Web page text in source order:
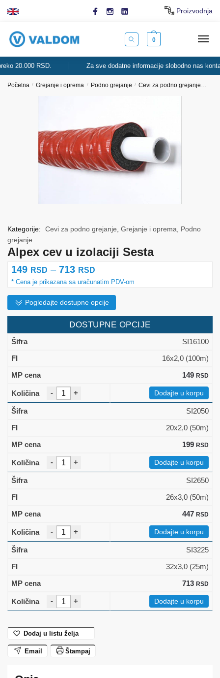
Proizvodnja
0
20.000 RSD. Za sve dodatne informacije slobodno nas
Početna / Grejanje i oprema / Podno grejanje / Cevi za podno grejanje
Alpex cev u izolaciji Sesta
149 RSD – 713 RSD
cena:
od
149 rsd
do
Pogledajte dostupne opcije
DOSTUPNE OPCIJE
SI16100
16x2,0 (100m)
149 RSD
- + Dodajte u korpu
SI2050
20x2,0 (50m)
199 RSD
- + Dodajte u korpu
SI2650
26x3,0 (50m)
447 RSD
- + Dodajte u korpu
SI3225
32x3,0 (25m)
713 RSD
- + Dodajte u korpu
Kategorije: Cevi za podno grejanje, Grejanje i oprema, Podno
grejanje
Dodaj u listu želja
Email Štampaj